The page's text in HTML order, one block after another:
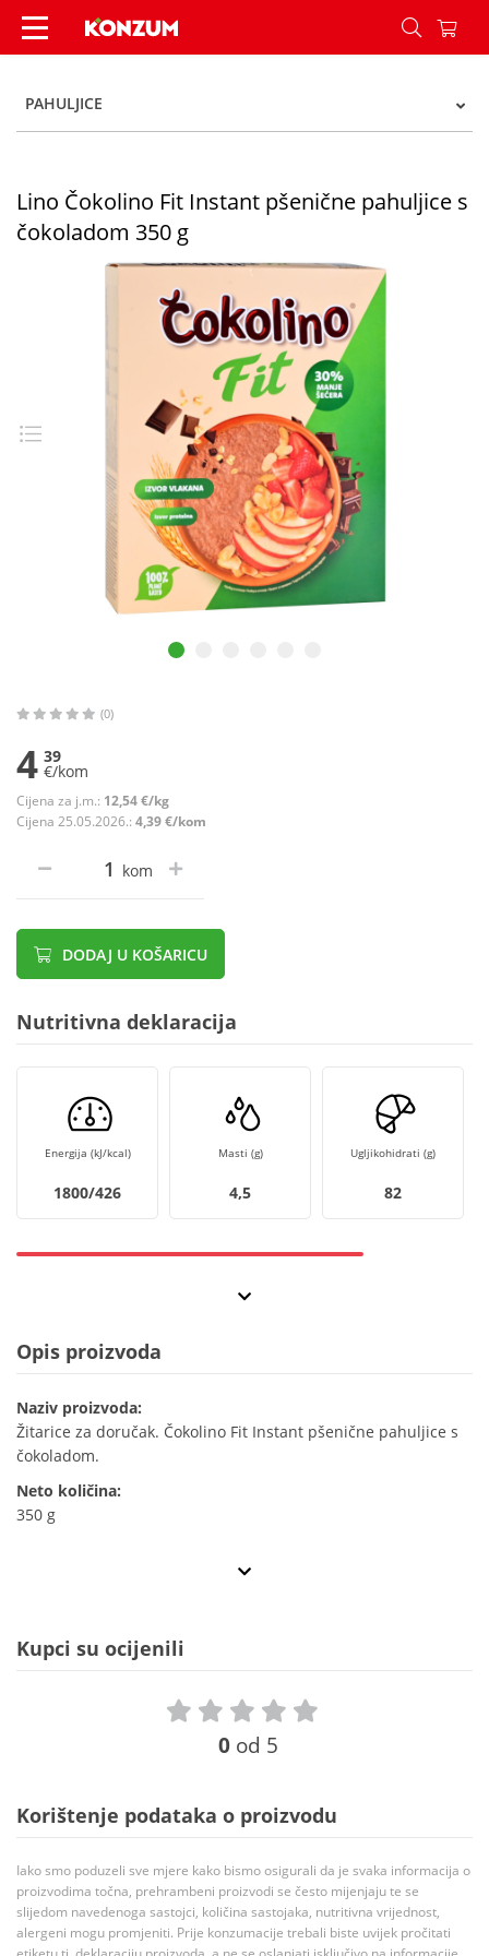
Lino Čokolino Fit Instant pšenične pahuljice s
PAHULJICE
Lino Čokolino Fit Instant pšenične pahuljice s
čokoladom 350 g
(0)
4 39
€/kom
Cijena za j.m.: 12,54 €/kg
Cijena 25.05.2026.: 4,39 €/kom
kom
DODAJ U KOŠARICU
Nutritivna deklaracija
Energija (kJ/kcal)
1800/426
Masti (g)
4,5
Ugljikohidrati (g)
82
Opis proizvoda
Naziv proizvoda:
Žitarice za doručak. Čokolino Fit Instant pšenične pahuljice s
čokoladom.
Neto količina:
350 g
Kupci su ocijenili
0 od 5
Korištenje podataka o proizvodu
Iako smo poduzeli sve mjere kako bismo osigurali da je svaka informacija o
proizvodima točna, prehrambeni proizvodi se često mijenjaju te se
slijedom navedenoga sastojci, količina sastojaka, nutritivna vrijednost,
alergeni mogu promjeniti. Prije konzumacije trebali biste uvijek pročitati